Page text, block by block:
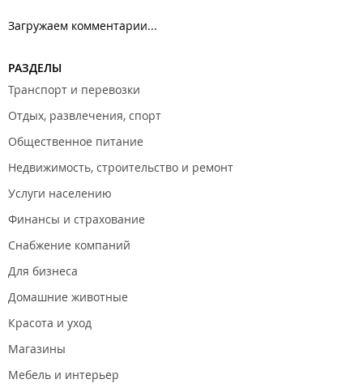
Загружаем комментарии...
РАЗДЕЛЫ
Транспорт и перевозки
Отдых, развлечения, спорт
Общественное питание
Недвижимость, строительство и ремонт
Услуги населению
Финансы и страхование
Снабжение компаний
Для бизнеса
Домашние животные
Красота и уход
Магазины
Мебель и интерьер